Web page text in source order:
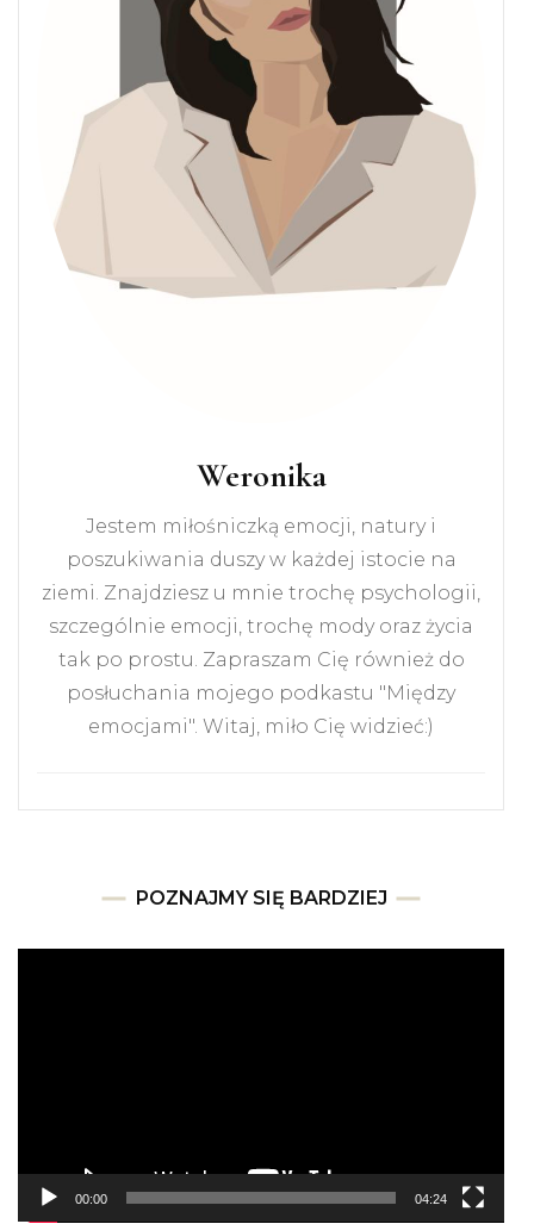
Weronika
Jestem miłośniczką emocji, natury i
poszukiwania duszy w każdej istocie na
ziemi. Znajdziesz u mnie trochę psychologii,
szczególnie emocji, trochę mody oraz życia
tak po prostu. Zapraszam Cię również do
posłuchania mojego podkastu "Między
emocjami". Witaj, miło Cię widzieć:)
POZNAJMY SIĘ BARDZIEJ
00:00 04:24